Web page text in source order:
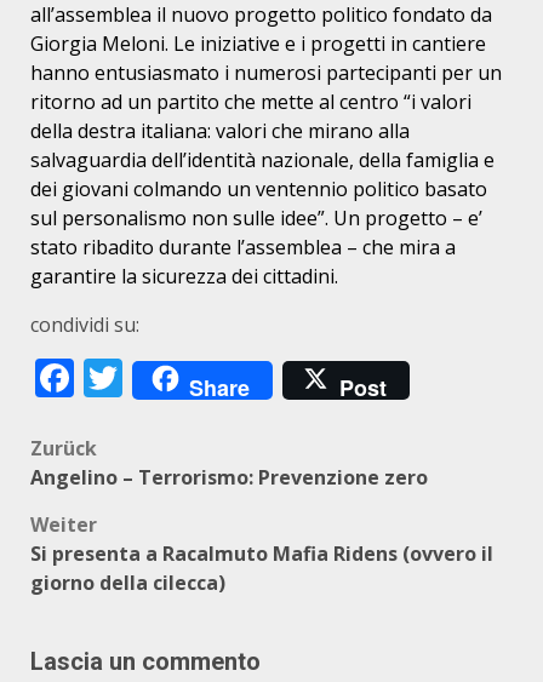
all’assemblea il nuovo progetto politico fondato da
Giorgia Meloni. Le iniziative e i progetti in cantiere
hanno entusiasmato i numerosi partecipanti per un
ritorno ad un partito che mette al centro “i valori
della destra italiana: valori che mirano alla
salvaguardia dell’identità nazionale, della famiglia e
dei giovani colmando un ventennio politico basato
sul personalismo non sulle idee”. Un progetto – e’
stato ribadito durante l’assemblea – che mira a
garantire la sicurezza dei cittadini.
condividi su:
Facebook
Twitter
Share Post
Beitragsnavigation
Zurück
Angelino – Terrorismo: Prevenzione zero
Weiter
Si presenta a Racalmuto Mafia Ridens (ovvero il
giorno della cilecca)
Lascia un commento